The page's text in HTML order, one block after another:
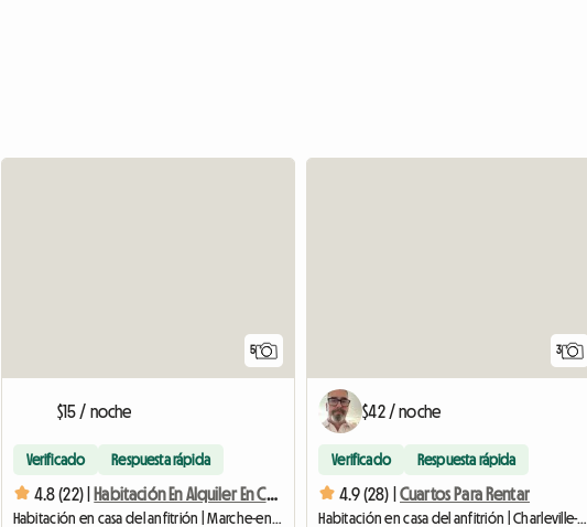
5
$15 / noche
Verificado Respuesta rápida
4.8 (22) | Habitación En Alquiler En Casa De Familia
Habitación en casa del anfitrión | Marche-en-Famenne (6900) | 15 M2
3
$42 / noche
Verificado Respuesta rápida
4.9 (28) | Cuartos Para Rentar
Habitación en casa del anfitrión | Charleville-Mézières (08000) | 16 M2